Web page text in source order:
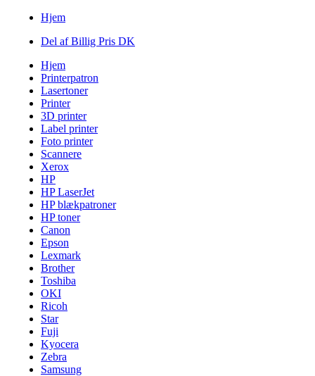
Hjem
Del af Billig Pris DK
Hjem
Printerpatron
Lasertoner
Printer
3D printer
Label printer
Foto printer
Scannere
Xerox
HP
HP LaserJet
HP blækpatroner
HP toner
Canon
Epson
Lexmark
Brother
Toshiba
OKI
Ricoh
Star
Fuji
Kyocera
Zebra
Samsung